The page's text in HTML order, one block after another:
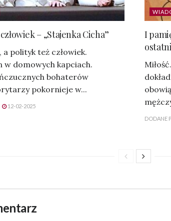
– „Stajenka Cicha”
polityk też człowiek.
w domowych kapciach.
bohaterów
pokornieje w...
12-02-2025
I
DODANE